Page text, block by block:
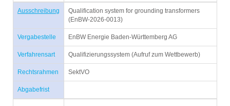
Ausschreibung
Qualification system for grounding transformers
(EnBW-2026-0013)
Vergabestelle EnBW Energie Baden-Württemberg AG
Verfahrensart Qualifizierungssystem (Aufruf zum Wettbewerb)
Rechtsrahmen SektVO
Abgabefrist